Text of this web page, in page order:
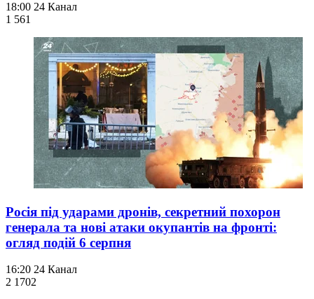
18:00 24 Канал
1 561
Росія під ударами дронів, секретний похорон
генерала та нові атаки окупантів на фронті:
огляд подій 6 серпня
16:20 24 Канал
2 1702